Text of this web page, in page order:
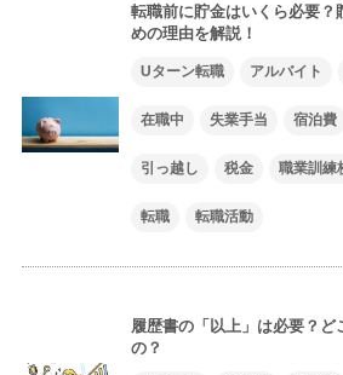
転職前に貯金はいくら必要？
めの理由を解説！
Uターン転職 アルバイト
在職中 失業手当 宿泊費
引っ越し 税金 職業訓練
転職 転職活動
履歴書の「以上」は必要？ど
の？